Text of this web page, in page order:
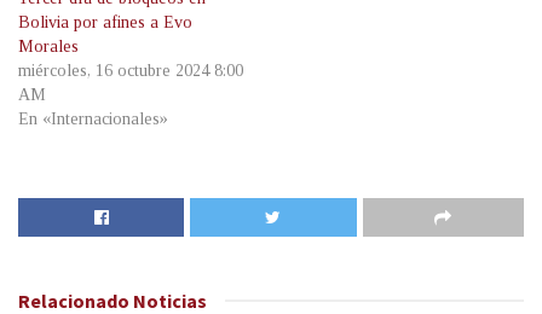
Bolivia por afines a Evo
Morales
miércoles, 16 octubre 2024 8:00
AM
En «Internacionales»
Relacionado Noticias